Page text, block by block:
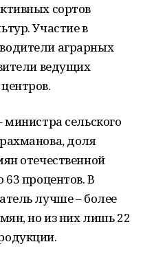
сортов
Участие в
аграрных
ведущих
сельского
доля
отечественной
63 процентов. В
лучше – более
но из них лишь 22